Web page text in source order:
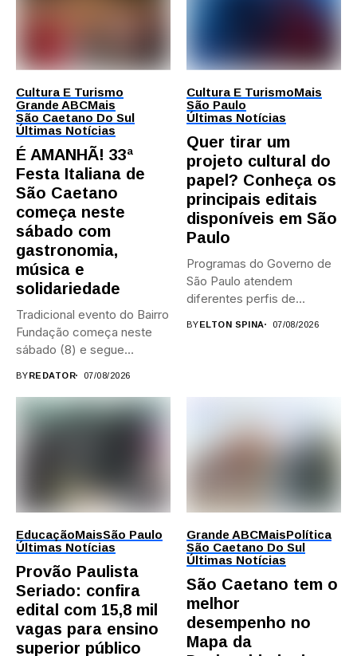
Cultura E Turismo
Grande ABCMais
São Caetano Do Sul
Últimas Notícias
É AMANHÃ! 33ª
Festa Italiana de
São Caetano
começa neste
sábado com
gastronomia,
música e
solidariedade
Tradicional evento do Bairro
Fundação começa neste
sábado (8) e segue
BYREDATOR 07/08/2026
Cultura E TurismoMais
São Paulo
Últimas Notícias
Quer tirar um
projeto cultural do
papel? Conheça os
principais editais
disponíveis em São
Paulo
Programas do Governo de
São Paulo atendem
diferentes perfis de
BYELTON SPINA 07/08/2026
EducaçãoMaisSão Paulo
Últimas Notícias
Provão Paulista
Seriado: confira
edital com 15,8 mil
vagas para ensino
superior público
Grande ABCMaisPolítica
São Caetano Do Sul
Últimas Notícias
São Caetano tem o
melhor
desempenho no
Mapa da